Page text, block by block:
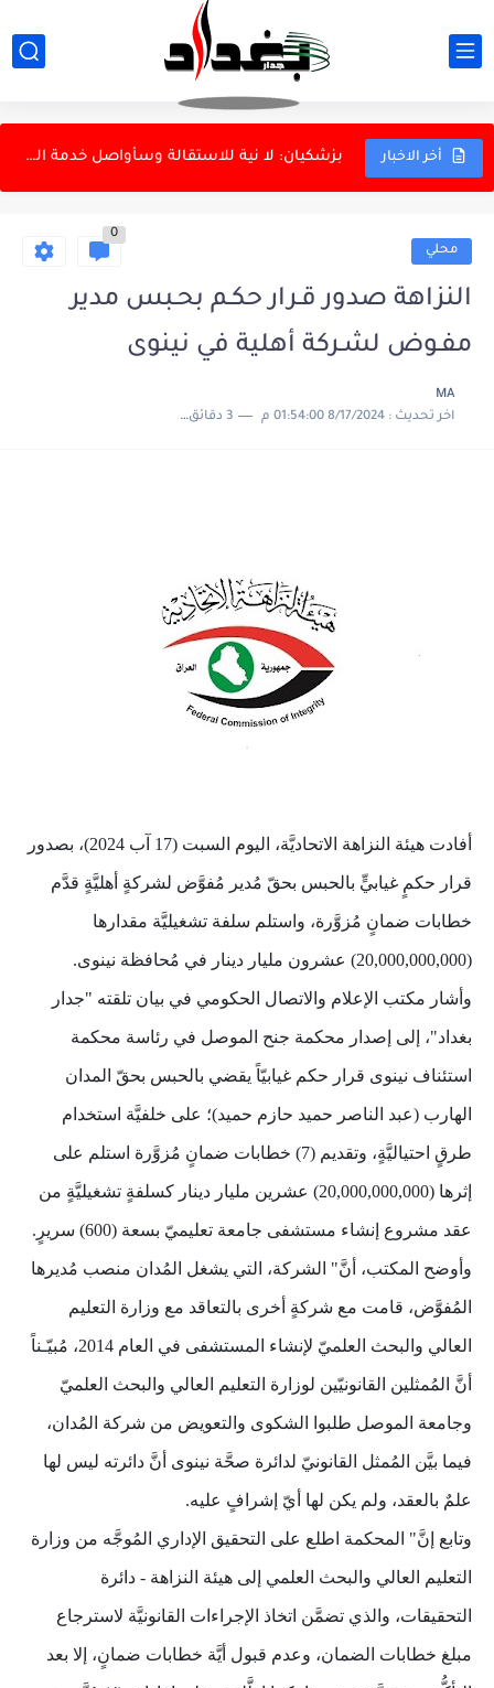
أخر الاخبار
عراقجي: القوات المسلحة الإيرانية أثبتت جاهزيتها أمام أقوى جيش
بزشكيان: لا نية للاستقالة وسأواصل خدمة الشعب
الدفاع الروسية تعلن استهداف سفينتين أوكرانيتين لنقل البضائع في البحر...
الزيدي يستقبل رئيس الاستخبارات السعودية
محلي
0
النزاهة صدور قـرار حكـم بحـبس مدير
مفـوض لشـركة أهلية في نينوى
MA
اخر تحديث :8/17/2024 01:54:00 م 3 دقائق للقراءة
أفادت هيئة النزاهة الاتحاديَّة، اليوم السبت (17 آب 2024)، بصدور
قرار حكمٍ غيابيٍّ بالحبس بحقّ مُدير مُفوَّض لشركةٍ أهليَّةٍ قدَّم
خطابات ضمانٍ مُزوَّرة، واستلم سلفة تشغيليَّة مقدارها
(20,000,000,000) عشرون مليار دينار في مُحافظة نينوى.
وأشار مكتب الإعلام والاتصال الحكومي في بيان تلقته "جدار
بغداد"، إلى إصدار محكمة جنح الموصل في رئاسة محكمة
استئناف نينوى قرار حكم غيابيّاً يقضي بالحبس بحقّ المدان
الهارب (عبد الناصر حميد حازم حميد)؛ على خلفيَّة استخدام
طرقٍ احتياليَّةٍ، وتقديم (7) خطابات ضمانٍ مُزوَّرة استلم على
إثرها (20,000,000,000) عشرين مليار دينار كسلفةٍ تشغيليَّةٍ من
عقد مشروع إنشاء مستشفى جامعة تعليميّ بسعة (600) سريرٍ.
وأوضح المكتب، أنَّ" الشركة، التي يشغل المُدان منصب مُديرها
المُفوَّض، قامت مع شركةٍ أخرى بالتعاقد مع وزارة التعليم
العالي والبحث العلميّ لإنشاء المستشفى في العام 2014، مُبيّـناً
أنَّ المُمثلين القانونيّين لوزارة التعليم العالي والبحث العلميّ
وجامعة الموصل طلبوا الشكوى والتعويض من شركة المُدان،
فيما بيَّن المُمثل القانونيّ لدائرة صحَّة نينوى أنَّ دائرته ليس لها
علمٌ بالعقد، ولم يكن لها أيّ إشرافٍ عليه.
وتابع إنَّ" المحكمة اطلع على التحقيق الإداري المُوجَّه من وزارة
التعليم العالي والبحث العلمي إلى هيئة النزاهة - دائرة
التحقيقات، والذي تضمَّن اتخاذ الإجراءات القانونيَّة لاسترجاع
مبلغ خطابات الضمان، وعدم قبول أيَّة خطابات ضمانٍ، إلا بعد